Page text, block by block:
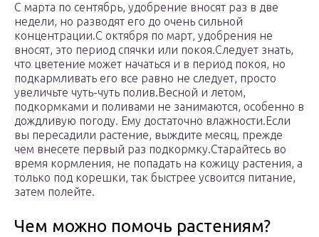
С марта по сентябрь, удобрение вносят раз в две
недели, но разводят его до очень сильной
концентрации.С октября по март, удобрения не
вносят, это период спячки или покоя.Следует знать,
что цветение может начаться и в период покоя, но
подкармливать его все равно не следует, просто
увеличьте чуть-чуть полив.Весной и летом,
подкормками и поливами не занимаются, особенно в
дождливую погоду. Ему достаточно влажности.Если
вы пересадили растение, выждите месяц, прежде
чем внесете первый раз подкормку.Старайтесь во
время кормления, не попадать на кожицу растения, а
только под корешки, так быстрее усвоится питание,
затем полейте.
Чем можно помочь растениям?